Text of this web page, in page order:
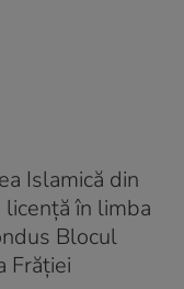
Islamică din
în limba
Blocul
Frăției